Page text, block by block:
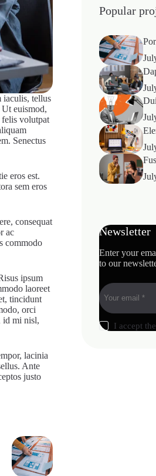
iaculis, tellus
euismod,
felis volutpat
Senectus
eros est.
sem eros
consequat
ac
commodo
ipsum
laoreet
tincidunt
orci
id mi nisl,
lacinia
Ante
justo
Popular
Newsletter
Enter your
to our
I accept the